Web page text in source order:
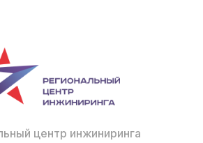
центр инжиниринга